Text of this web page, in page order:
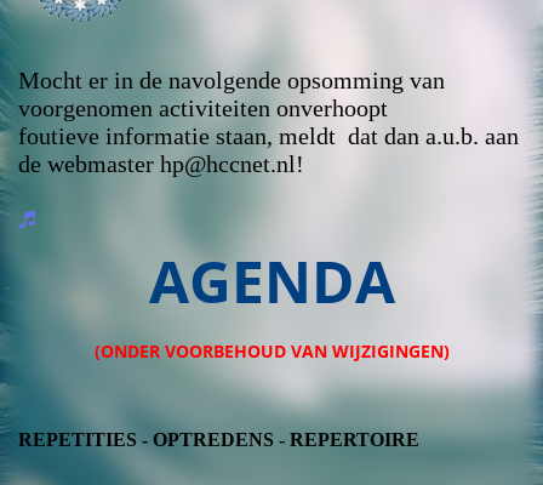
Mocht er in de navolgende opsomming van
voorgenomen activiteiten onverhoopt
foutieve informatie staan, meldt dat dan a.u.b. aan
de webmaster hp@hccnet.nl!
AGENDA
(ONDER VOORBEHOUD VAN WIJZIGINGEN)
REPETITIES - OPTREDENS - REPERTOIRE